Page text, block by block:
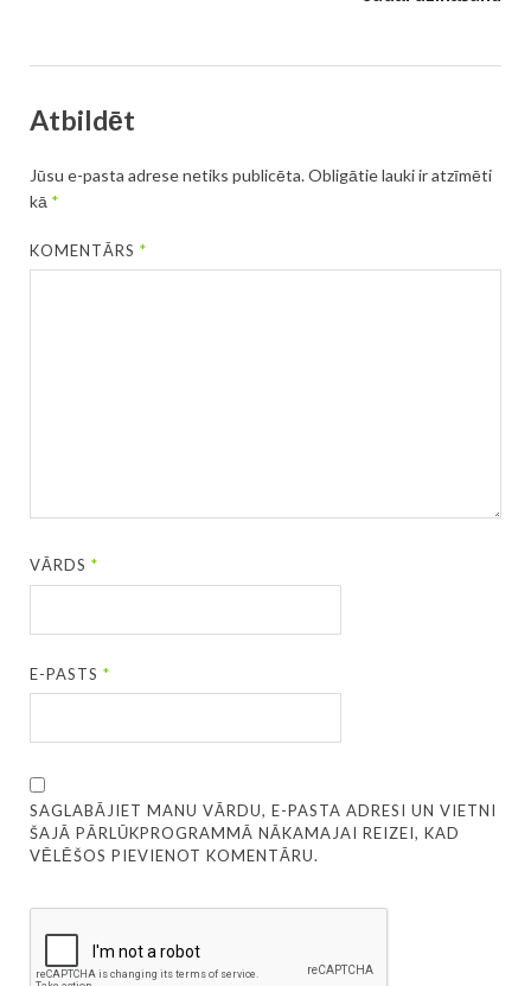
Atbildēt
Jūsu e-pasta adrese netiks publicēta.Obligātie lauki ir atzīmēti
kā *
KOMENTĀRS*
VĀRDS*
E-PASTS*
SAGLABĀJIET MANU VĀRDU, E-PASTA ADRESI UN VIETNI
ŠAJĀ PĀRLŪKPROGRAMMĀ NĀKAMAJAI REIZEI, KAD
VĒLĒŠOS PIEVIENOT KOMENTĀRU.